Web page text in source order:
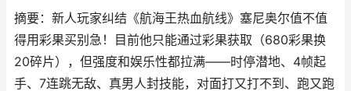
摘要：新人玩家纠结《航海王热血航线》塞尼奥尔值不值
得用彩果买别急！目前他只能通过彩果获取（680彩果换
20碎片），但强度和娱乐性都拉满——时停潜地、4帧起
手、7连跳无敌、真男人封技能，对面打又打不到、跑又跑